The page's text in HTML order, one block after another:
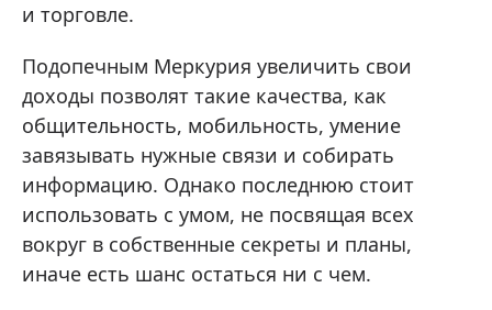
и торговле.
Подопечным Меркурия увеличить свои
доходы позволят такие качества, как
общительность, мобильность, умение
завязывать нужные связи и собирать
информацию. Однако последнюю стоит
использовать с умом, не посвящая всех
вокруг в собственные секреты и планы,
иначе есть шанс остаться ни с чем.